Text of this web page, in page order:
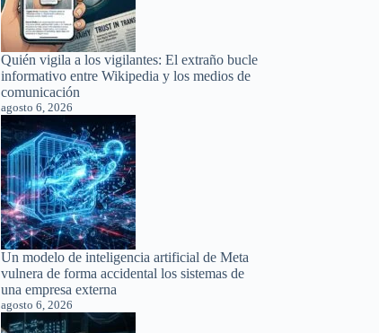
Quién vigila a los vigilantes: El extraño bucle
informativo entre Wikipedia y los medios de
comunicación
agosto 6, 2026
Un modelo de inteligencia artificial de Meta
vulnera de forma accidental los sistemas de
una empresa externa
agosto 6, 2026